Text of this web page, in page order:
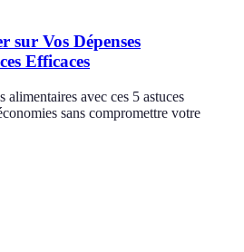
sur Vos Dépenses
Efficaces
alimentaires avec ces 5 astuces
sans compromettre votre